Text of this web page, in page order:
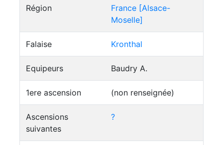
Région
France [Alsace-
Moselle]
Falaise Kronthal
Equipeurs Baudry A.
1ere ascension (non renseignée)
Ascensions
suivantes
?